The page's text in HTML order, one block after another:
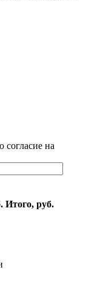
на
Итого, руб.